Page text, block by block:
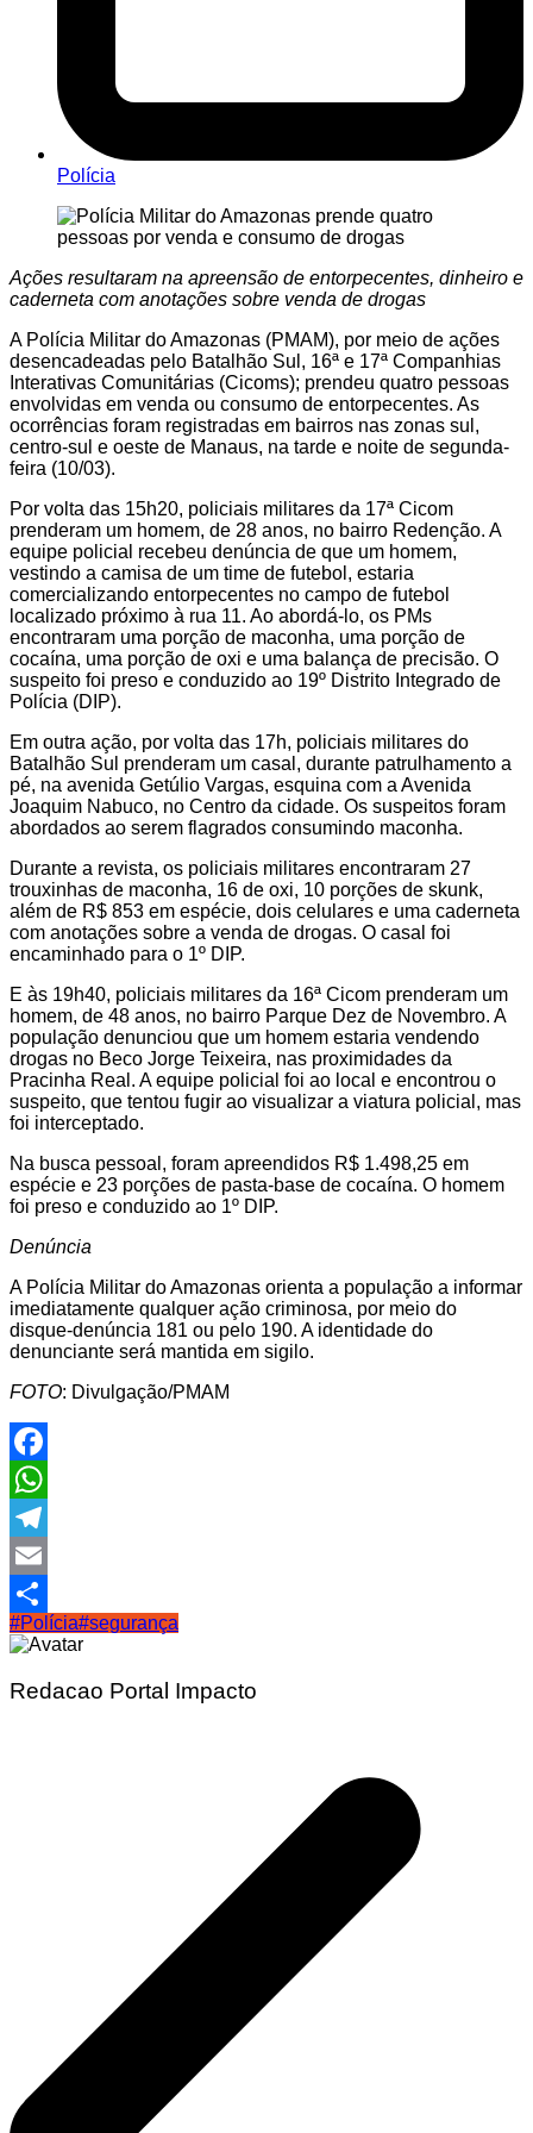
Polícia
Ações resultaram na apreensão de entorpecentes, dinheiro e
caderneta com anotações sobre venda de drogas
A Polícia Militar do Amazonas (PMAM), por meio de ações
desencadeadas pelo Batalhão Sul, 16ª e 17ª Companhias
Interativas Comunitárias (Cicoms); prendeu quatro pessoas
envolvidas em venda ou consumo de entorpecentes. As
ocorrências foram registradas em bairros nas zonas sul,
centro-sul e oeste de Manaus, na tarde e noite de segunda-
feira (10/03).
Por volta das 15h20, policiais militares da 17ª Cicom
prenderam um homem, de 28 anos, no bairro Redenção. A
equipe policial recebeu denúncia de que um homem,
vestindo a camisa de um time de futebol, estaria
comercializando entorpecentes no campo de futebol
localizado próximo à rua 11. Ao abordá-lo, os PMs
encontraram uma porção de maconha, uma porção de
cocaína, uma porção de oxi e uma balança de precisão. O
suspeito foi preso e conduzido ao 19º Distrito Integrado de
Polícia (DIP).
Em outra ação, por volta das 17h, policiais militares do
Batalhão Sul prenderam um casal, durante patrulhamento a
pé, na avenida Getúlio Vargas, esquina com a Avenida
Joaquim Nabuco, no Centro da cidade. Os suspeitos foram
abordados ao serem flagrados consumindo maconha.
Durante a revista, os policiais militares encontraram 27
trouxinhas de maconha, 16 de oxi, 10 porções de skunk,
além de R$ 853 em espécie, dois celulares e uma caderneta
com anotações sobre a venda de drogas. O casal foi
encaminhado para o 1º DIP.
E às 19h40, policiais militares da 16ª Cicom prenderam um
homem, de 48 anos, no bairro Parque Dez de Novembro. A
população denunciou que um homem estaria vendendo
drogas no Beco Jorge Teixeira, nas proximidades da
Pracinha Real. A equipe policial foi ao local e encontrou o
suspeito, que tentou fugir ao visualizar a viatura policial, mas
foi interceptado.
Na busca pessoal, foram apreendidos R$ 1.498,25 em
espécie e 23 porções de pasta-base de cocaína. O homem
foi preso e conduzido ao 1º DIP.
Denúncia
A Polícia Militar do Amazonas orienta a população a informar
imediatamente qualquer ação criminosa, por meio do
disque-denúncia 181 ou pelo 190. A identidade do
denunciante será mantida em sigilo.
FOTO: Divulgação/PMAM
Facebook
WhatsApp
Telegram
Email
Share
#Polícia#segurança
Redacao Portal Impacto